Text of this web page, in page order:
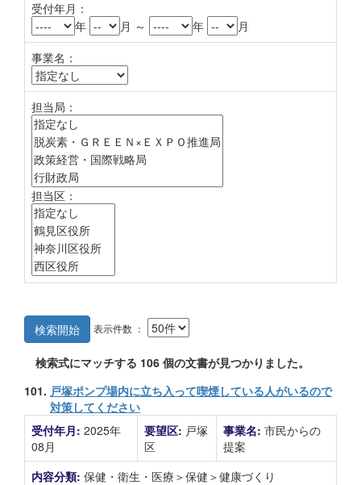
受付年月：
年
月 ～ 年
月
事業名：
担当局：
担当区：
検索開始 表示件数 ：
検索式にマッチする 106 個の文書が見つかりました。
101. 戸塚ポンプ場内に立ち入って喫煙している人がいるので
対策してください
受付年月: 2025年
08月
要望区: 戸塚
区
事業名: 市民からの
提案
内容分類: 保健・衛生・医療＞保健＞健康づくり